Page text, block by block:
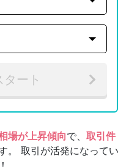
ート
場が上昇傾向で、 取引件
。
取引が活発になってい